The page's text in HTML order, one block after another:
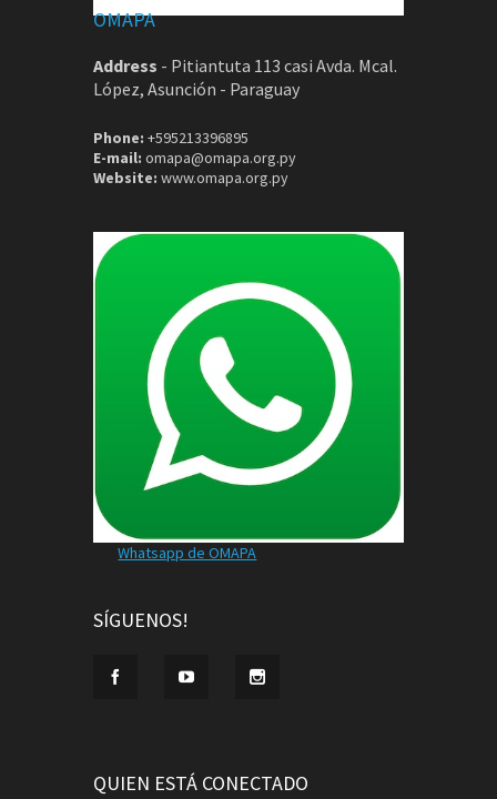
OMAPA
Address - Pitiantuta 113 casi Avda. Mcal.
López, Asunción - Paraguay
Phone: +595213396895
E-mail: omapa@omapa.org.py
Website: www.omapa.org.py
Whatsapp de OMAPA
SÍGUENOS!
QUIEN ESTÁ CONECTADO